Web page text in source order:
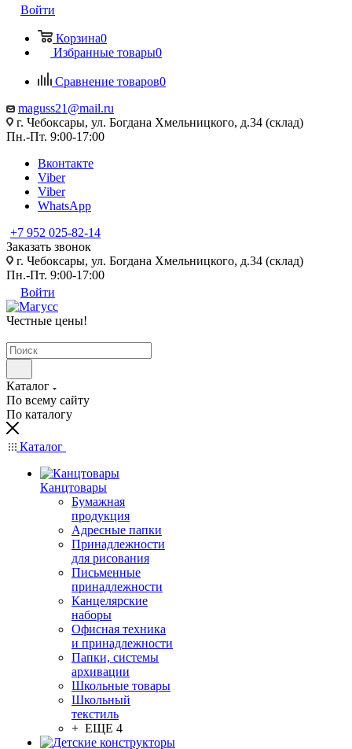
Войти
Корзина0
Избранные товары0
Сравнение товаров0
maguss21@mail.ru
г. Чебоксары, ул. Богдана Хмельницкого, д.34 (склад)
Пн.-Пт. 9:00-17:00
Вконтакте
Viber
Viber
WhatsApp
+7 952 025-82-14
Заказать звонок
г. Чебоксары, ул. Богдана Хмельницкого, д.34 (склад)
Пн.-Пт. 9:00-17:00
Войти
Честные цены!
Каталог
По всему сайту
По каталогу
Каталог
Канцтовары
Бумажная
продукция
Адресные папки
Принадлежности
для рисования
Письменные
принадлежности
Канцелярские
наборы
Офисная техника
и принадлежности
Папки, системы
архивации
Школьные товары
Школьный
текстиль
+ ЕЩЕ 4